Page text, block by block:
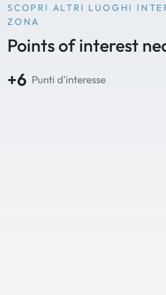
SCOPRI ALTRI LUOGHI
ZONA
Points of interest
+6 Punti d'interesse